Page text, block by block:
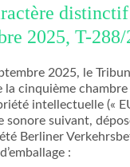
2025, T-288/
2025, le
cinquième
intellectuelle («
sonore suivant,
Berliner
: